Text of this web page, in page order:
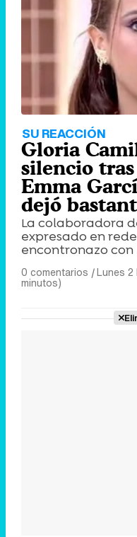
SU REACCIÓN
Gloria
silencio
Emma
dejó
La colaboradora
expresado en
encontronazo con
0 comentarios |Lunes 2
minutos)